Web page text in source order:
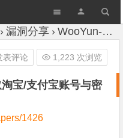
漏洞分享 WooYun-Drops
宝/支付宝账号与密
表评论 1,223 次浏览
1426